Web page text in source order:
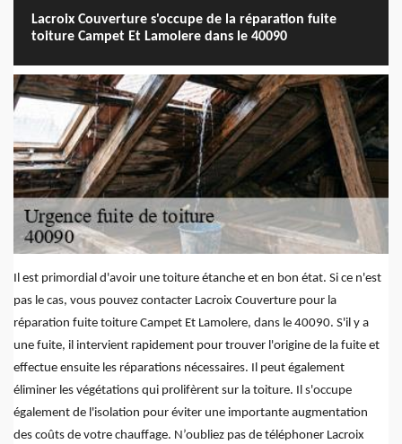
Lacroix Couverture s'occupe de la réparation fuite
toiture Campet Et Lamolere dans le 40090
Il est primordial d'avoir une toiture étanche et en bon état. Si ce n'est
pas le cas, vous pouvez contacter Lacroix Couverture pour la
réparation fuite toiture Campet Et Lamolere, dans le 40090. S'il y a
une fuite, il intervient rapidement pour trouver l'origine de la fuite et
effectue ensuite les réparations nécessaires. Il peut également
éliminer les végétations qui prolifèrent sur la toiture. Il s'occupe
également de l'isolation pour éviter une importante augmentation
des coûts de votre chauffage. N’oubliez pas de téléphoner Lacroix